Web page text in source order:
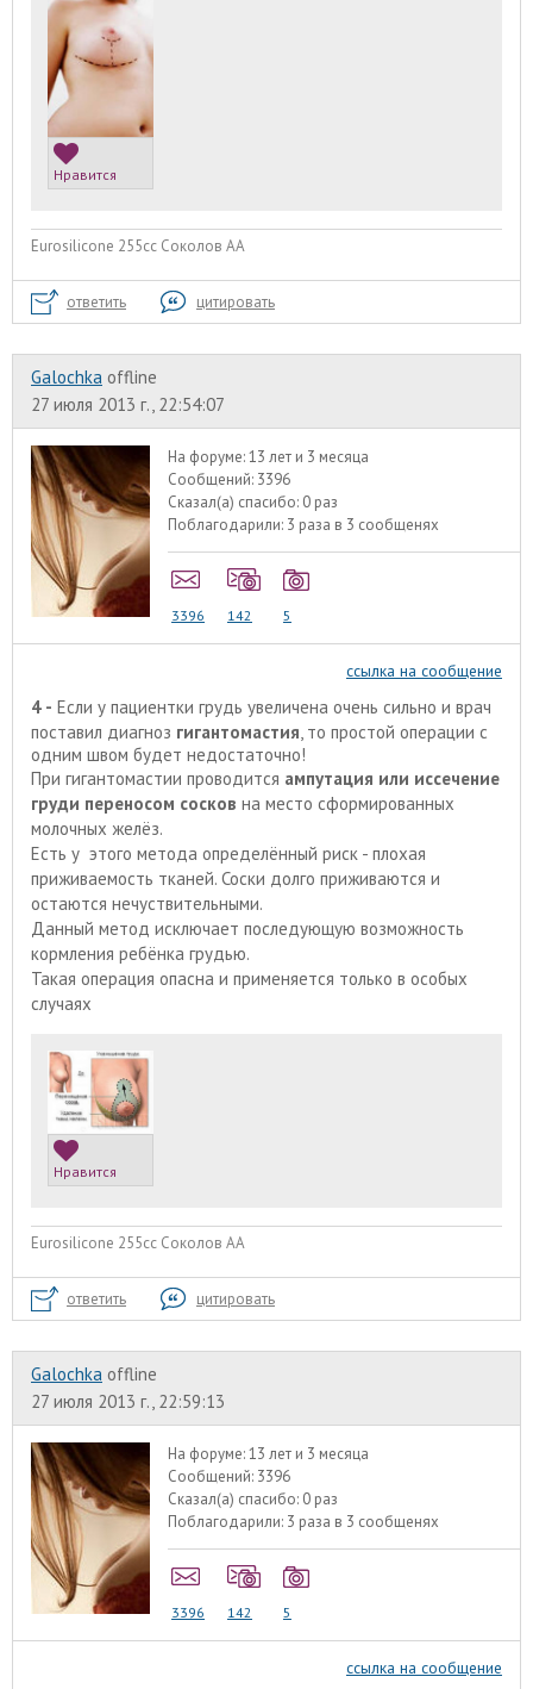
Нравится
Eurosilicone 255cc Соколов АА
ответить цитировать
Galochka offline
27 июля 2013 г., 22:54:07
На форуме:13 лет и 3 месяца
Сообщений: 3396
Сказал(а) спасибо: 0 раз
Поблагодарили: 3 раза в 3 сообщенях
3396 142 5
ссылка на сообщение
4 - Если у пациентки грудь увеличена очень сильно и врач
поставил диагноз гигантомастия, то простой операции с
одним швом будет недостаточно!
При гигантомастии проводится ампутация или иссечение
груди переносом сосков на место сформированных
молочных желёз.
Есть у этого метода определённый риск - плохая
приживаемость тканей. Соски долго приживаются и
остаются нечуствительными.
Данный метод исключает последующую возможность
кормления ребёнка грудью.
Такая операция опасна и применяется только в особых
случаях
Нравится
Eurosilicone 255cc Соколов АА
ответить цитировать
Galochka offline
27 июля 2013 г., 22:59:13
На форуме:13 лет и 3 месяца
Сообщений: 3396
Сказал(а) спасибо: 0 раз
Поблагодарили: 3 раза в 3 сообщенях
3396 142 5
ссылка на сообщение